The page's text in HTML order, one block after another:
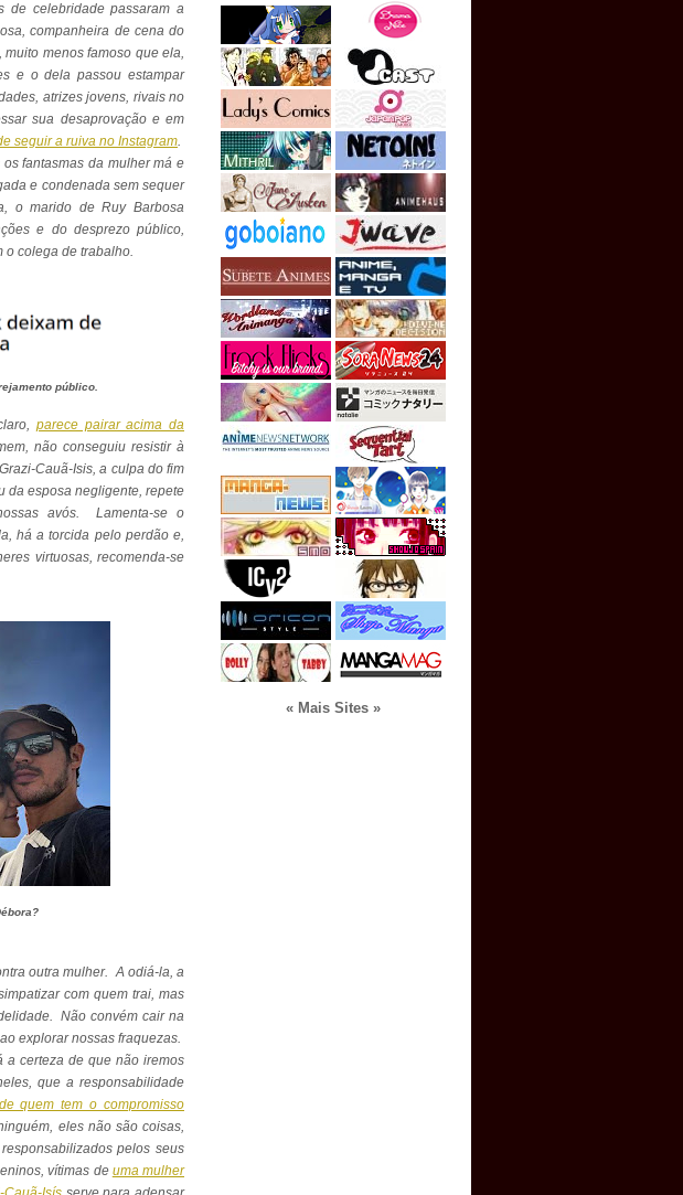
de celebridade passaram a
companheira de cena do
menos famoso que ela,
e o dela passou estampar
atrizes jovens, rivais no
sua desaprovação e em
seguir a ruiva no Instagram.
fantasmas da mulher má e
e condenada sem sequer
o marido de Ruy Barbosa
e do desprezo público,
colega de trabalho.
público.
parece pairar acima da
não conseguiu resistir à
Cauã-Isis, a culpa do fim
da esposa negligente, repete
avós. Lamenta-se o
há a torcida pelo perdão e,
virtuosas, recomenda-se
outra mulher. A odiá-la, a
com quem trai, mas
Não convém cair na
explorar nossas fraquezas.
a certeza de que não iremos
que a responsabilidade
quem tem o compromisso
eles não são coisas,
pelos seus
vítimas de uma mulher
« Mais Sites »